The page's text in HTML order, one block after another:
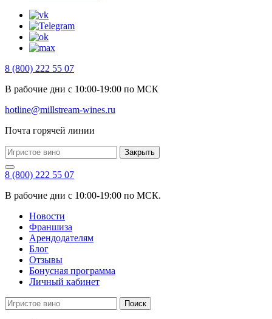
8 (800) 222 55 07
В рабочие дни с 10:00-19:00 по МСК
hotline@millstream-wines.ru
Почта горячей линии
Закрыть
8 (800) 222 55 07
В рабочие дни с 10:00-19:00 по МСК.
Новости
Франшиза
Арендодателям
Блог
Отзывы
Бонусная программа
Личный кабинет
Поиск